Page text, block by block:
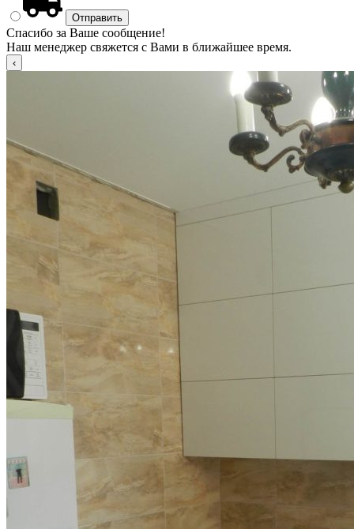
Спасибо за Ваше сообщение!
Наш менеджер свяжется с Вами в ближайшее время.